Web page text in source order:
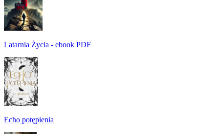
Latarnia Życia - ebook PDF
Echo potępienia